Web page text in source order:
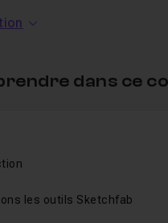
d’ intégrer nos créations
dans ce
les outils Sketchfab